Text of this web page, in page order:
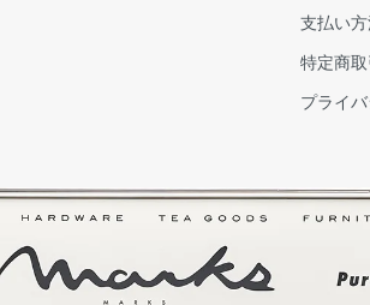
支払い
特定商
プライ